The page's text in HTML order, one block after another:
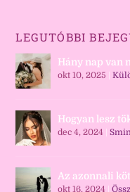
LEGUTÓBBI
Hány nap van
okt 10, 2025 |
Hogyan lesz
dec 4, 2024 |
Az azonnali
okt 16, 2024 |